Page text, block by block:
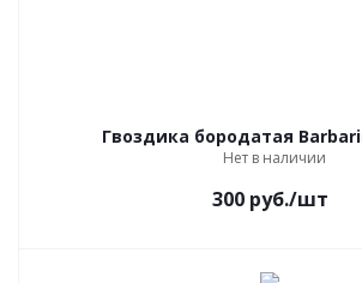
Гвоздика бородатая
Нет в наличии
300руб./шт